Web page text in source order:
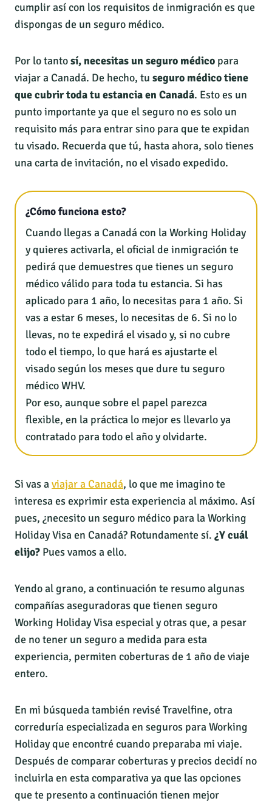
cumplir así con los requisitos de inmigración es que
dispongas de un seguro médico.
Por lo tantosí, necesitas un seguro médico para
viajar a Canadá. De hecho, tu seguro médicotiene
que cubrir toda tu estancia en Canadá. Esto es un
punto importante ya que el seguro no es solo un
requisito más para entrar sino para que te expidan
tu visado. Recuerda que tú, hasta ahora, solo tienes
una carta de invitación, no el visado expedido.
¿Cómo funciona esto?
Cuando llegas a Canadá con la Working Holiday
y quieres activarla, el oficial de inmigración te
pedirá que demuestres que tienes un seguro
médico válido para toda tu estancia. Si has
aplicado para 1 año, lo necesitas para 1 año. Si
vas a estar 6 meses, lo necesitas de 6. Si no lo
llevas, no te expedirá el visado y, si no cubre
todo el tiempo, lo que hará es ajustarte el
visado según los meses que dure tu seguro
médico WHV.
Por eso, aunque sobre el papel parezca
flexible, en la práctica lo mejor es llevarlo ya
contratado para todo el año y olvidarte.
Si vas aviajar a Canadá, lo que me imagino te
interesa es exprimir esta experiencia al máximo. Así
pues, ¿necesito un seguro médico para la Working
Holiday Visa en Canadá? Rotundamente sí. ¿Y cuál
elijo? Pues vamos a ello.
Yendo al grano, a continuación te resumo algunas
compañías aseguradoras que tienen seguro
Working Holiday Visa especial y otras que, a pesar
de no tener un seguro a medida para esta
experiencia, permiten coberturas de 1 año de viaje
entero.
En mi búsqueda también revisé Travelfine, otra
correduría especializada en seguros para Working
Holiday que encontré cuando preparaba mi viaje.
Después de comparar coberturas y precios decidí no
incluirla en esta comparativa ya que las opciones
que te presento a continuación tienen mejor